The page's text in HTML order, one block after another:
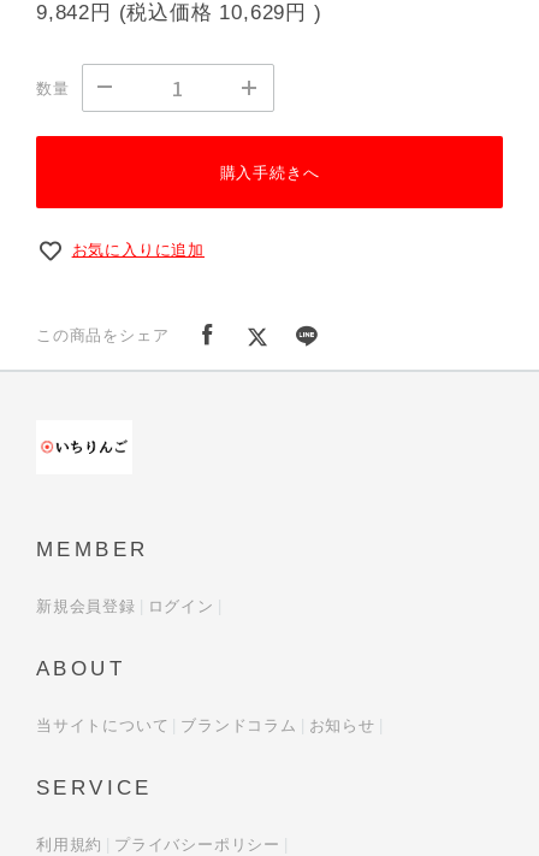
9,842円 (税込価格 10,629円 )
数量
購入手続きへ
お気に入りに追加
この商品をシェア
MEMBER
新規会員登録 ログイン
ABOUT
当サイトについて ブランドコラム お知らせ
SERVICE
利用規約 プライバシーポリシー